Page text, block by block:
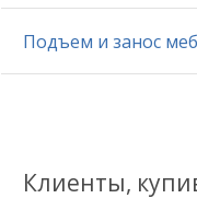
Подъем и занос
Клиенты,